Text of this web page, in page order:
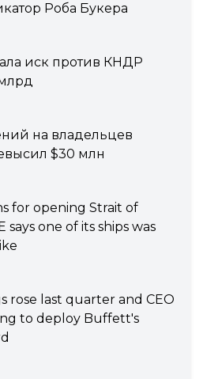
Роба Букера
иск против КНДР
на владельцев
$30 млн
for opening Strait of
one of its ships was
rose last quarter and CEO
to deploy Buffett's